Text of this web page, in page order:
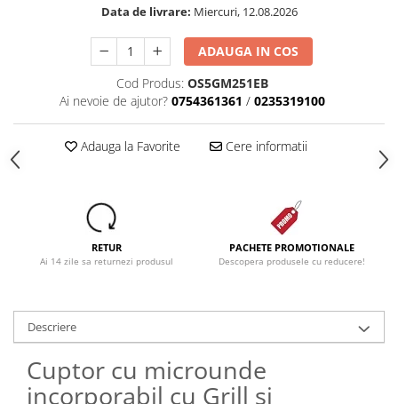
Accesorii Audio Hi-Fi
Electrice
Ingrijire personala
Scaune auto copii
GRUPA 0+1 2 3/ 0-36 kg / 0-12 ani
Jucarii si Jocuri
Seturi de constructie
IT&C
Produse curatare IT
Data de livrare: Miercuri, 12.08.2026
ADAUGA IN COS
Cod Produs: OS5GM251EB
Ai nevoie de ajutor? 0754361361 / 0235319100
Adauga la Favorite Cere informatii
RETUR
Ai 14 zile sa returnezi produsul
PACHETE PROMOTIONALE
Descopera produsele cu reducere!
Descriere
Cuptor cu microunde
incorporabil cu Grill si